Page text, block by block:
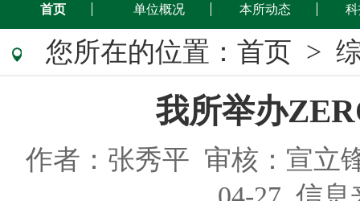
首页 单位概况 本所动态
您所在的位置： 首页 >
我所举办
作者：张秀平 审核：宣立